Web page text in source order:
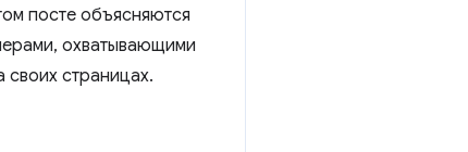
посте объясняются
охватывающими
своих страницах.